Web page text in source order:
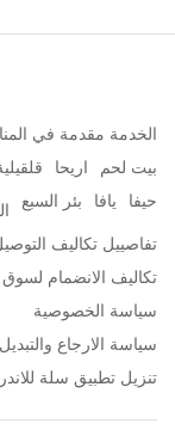
الخدمة مقدمة في
بيت لحم
اريحا
حيفا
يافا بئر السبع
تفاصييل تكاليف
تكاليف الانضمام
سياسة الخصوصية
سياسة الارجاع والتبديل
تنزيل تطبيق سلة